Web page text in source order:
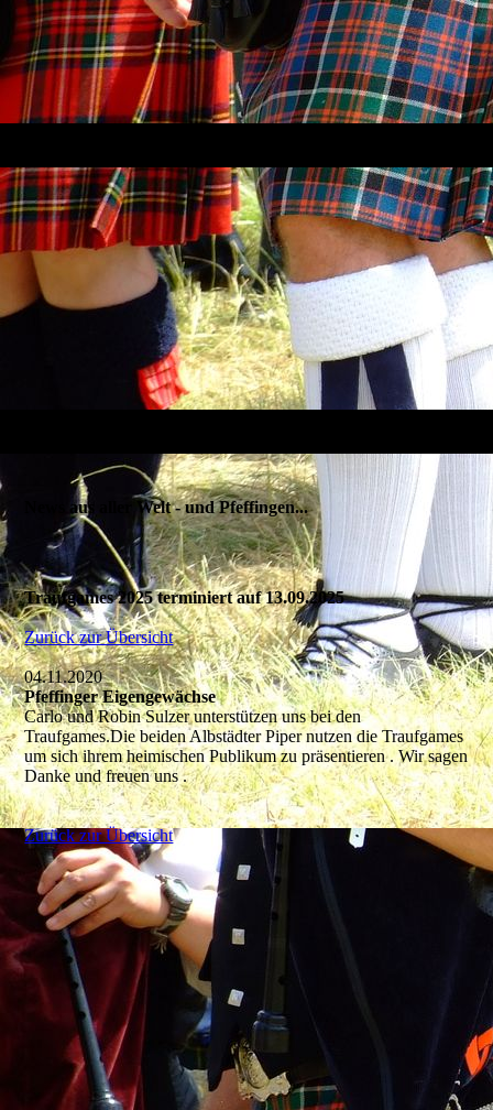
News aus aller Welt - und Pfeffingen...
Traufgames 2025 terminiert auf 13.09.2025
Zurück zur Übersicht
04.11.2020
Pfeffinger Eigengewächse
Carlo und Robin Sulzer unterstützen uns bei den
Traufgames.Die beiden Albstädter Piper nutzen die Traufgames
um sich ihrem heimischen Publikum zu präsentieren . Wir sagen
Danke und freuen uns .
Zurück zur Übersicht